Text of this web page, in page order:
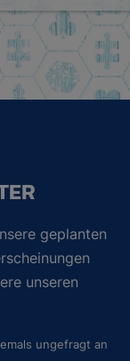
geplanten
unseren
ungefragt an